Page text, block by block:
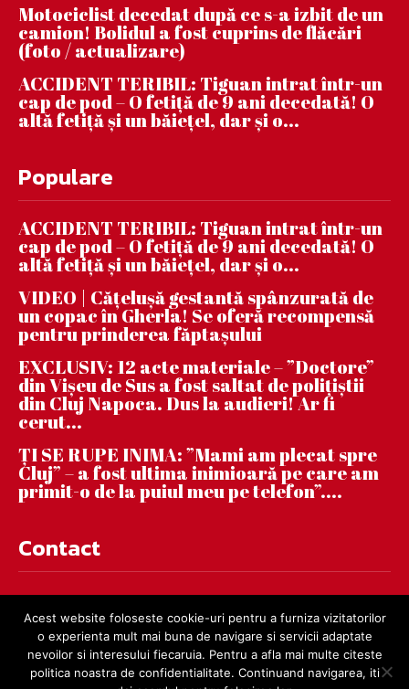
Motociclist decedat după ce s-a izbit de un
camion! Bolidul a fost cuprins de flăcări
(foto / actualizare)
ACCIDENT TERIBIL: Tiguan intrat într-un
cap de pod – O fetiță de 9 ani decedată! O
altă fetiță și un băiețel, dar și o...
Populare
ACCIDENT TERIBIL: Tiguan intrat într-un
cap de pod – O fetiță de 9 ani decedată! O
altă fetiță și un băiețel, dar și o...
VIDEO | Căţeluşă gestantă spânzurată de
un copac în Gherla! Se oferă recompensă
pentru prinderea făptaşului
EXCLUSIV: 12 acte materiale – ”Doctore”
din Vișeu de Sus a fost saltat de polițiștii
din Cluj Napoca. Dus la audieri! Ar fi
cerut...
ȚI SE RUPE INIMA: ”Mami am plecat spre
Cluj” – a fost ultima inimioară pe care am
primit-o de la puiul meu pe telefon”....
Contact
Acest website foloseste cookie-uri pentru a furniza vizitatorilor
o experienta mult mai buna de navigare si servicii adaptate
nevoilor si interesului fiecaruia. Pentru a afla mai multe citeste
politica noastra de confidentialitate. Continuand navigarea, iti